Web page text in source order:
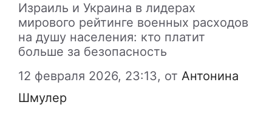
Израиль и Украина в лидерах
мирового рейтинге военных расходов
на душу населения: кто платит
больше за безопасность
12 февраля 2026, 23:13, от Антонина
Шмулер